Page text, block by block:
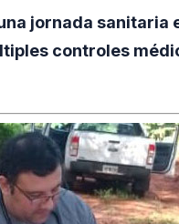
jornada sanitaria
controles